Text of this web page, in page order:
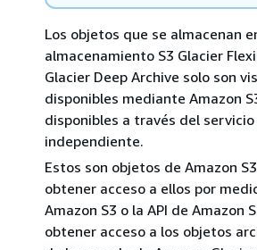
Los objetos que se almacenan
almacenamiento S3 Glacier
Glacier Deep Archive solo son
disponibles mediante Amazon
disponibles a través del
independiente.
Estos son objetos de Amazon
obtener acceso a ellos por
Amazon S3 o la API de Amazon
obtener acceso a los objetos